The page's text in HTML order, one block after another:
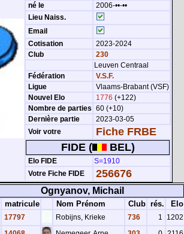
né le
2006-••-••
Lieu Naiss.
Email
Cotisation
2023-2024
Club
230
Leuven Centraal
Fédération
V.S.F.
Ligue
Vlaams-Brabant (VSF)
Nouvel Elo
1776 (+122)
Nombre de parties 60 (+10)
Dernière partie
2023-03-05
Voir votre
Fiche FRBE
FIDE (
BEL)
Elo FIDE
S=1910
Votre Fiche FIDE
256676
Ognyanov, Michail
matricule Nom Prénom Club rés. Elo
17797 Robijns, Krieke 736 1
1202